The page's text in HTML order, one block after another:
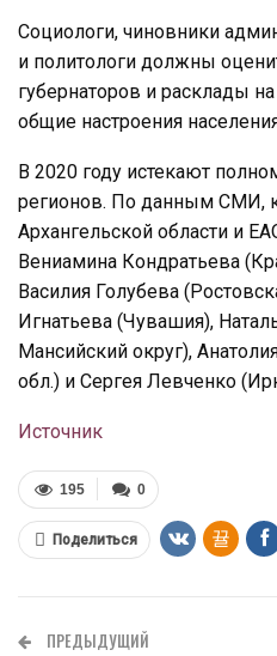
Социологи, чиновники
и политологи должны
губернаторов и расклады
общие настроения
В 2020 году истекают
регионов. По данным СМИ,
Архангельской области и
Вениамина Кондратьева
Василия Голубева
Игнатьева (Чувашия),
Мансийский округ),
обл.) и Сергея Левченко
Источник
0
195
Поделиться
ПРЕДЫДУЩИЙ